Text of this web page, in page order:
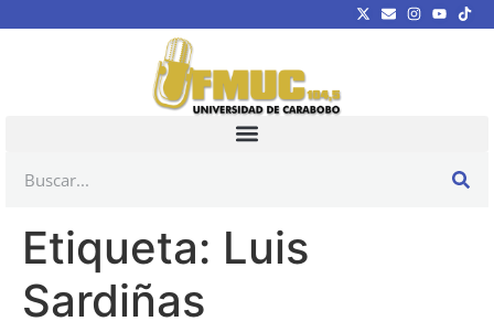
Etiqueta: Luis
Sardiñas